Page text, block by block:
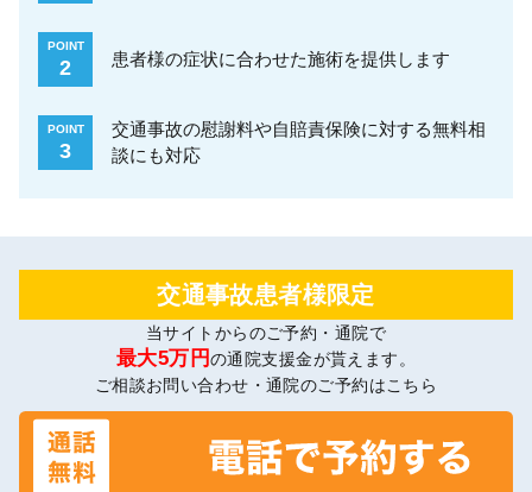
POINT
2 患者様の症状に合わせた施術を提供します
POINT
3
交通事故の慰謝料や自賠責保険に対する無料相
談にも対応
交通事故患者様限定
当サイトからのご予約・通院で
最大5万円の通院支援金が貰えます。
ご相談お問い合わせ・通院のご予約はこちら